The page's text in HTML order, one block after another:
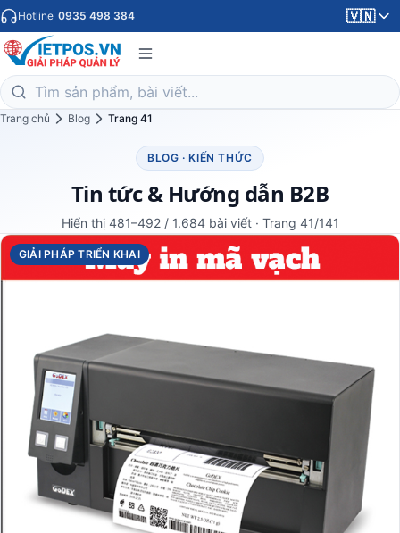
Hotline 0935 498 384 🇻🇳
Trang chủ Blog Trang 41
BLOG · KIẾN THỨC
Tin tức & Hướng dẫn B2B
Hiển thị 481–492 / 1.684 bài viết · Trang 41/141
GIẢI PHÁP TRIỂN KHAI